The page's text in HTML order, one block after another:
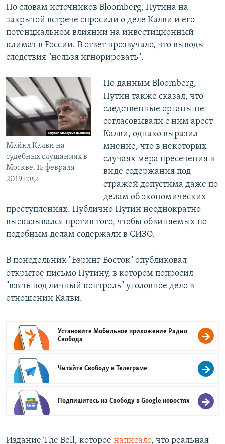
По словам источников Bloomberg, Путина на
закрытой встрече спросили о деле Калви и его
потенциальном влиянии на инвестиционный
климат в России. В ответ прозвучало, что выводы
следствия "нельзя игнорировать".
Майкл Калви на
судебных слушаниях в
Москве. 15 февраля
2019 года
​По данным Bloomberg,
Путин также сказал, что
следственные органы не
согласовывали с ним арест
Калви, однако выразил
мнение, что в некоторых
случаях мера пресечения в
виде содержания под
стражей допустима даже по
делам об экономических
преступлениях. Публично Путин неоднократно
высказывался против того, чтобы обвиняемых по
подобным делам содержали в СИЗО.
В понедельник "Бэринг Восток" опубликовал
открытое письмо Путину, в котором попросил
"взять под личный контроль" уголовное дело в
отношении Калви.
Установите Мобильное приложение Радио
Свобода
Читайте Свободу вТелеграме
Подпишитесь на Свободу вGoogle новостях
Издание The Bell, которое написало, что реальная